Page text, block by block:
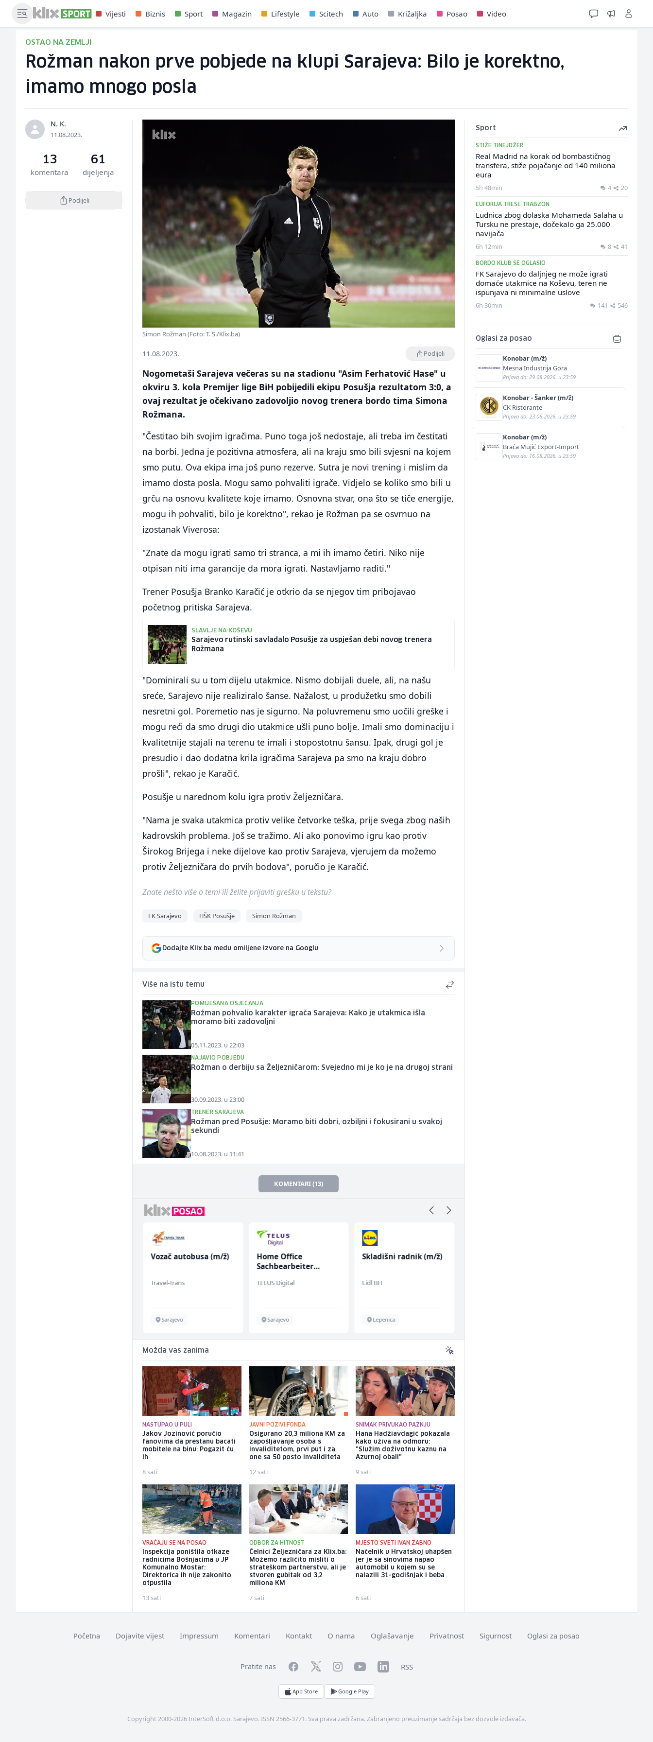
Vijesti Biznis Sport Magazin Lifestyle Scitech Auto Križaljka Posao Video
OSTAO NA ZEMLJI
Rožman nakon prve pobjede na klupi Sarajeva: Bilo je korektno,
imamo mnogo posla
N. K.
11.08.2023.
13
komentara
61
dijeljenja
Podijeli
Simon Rožman (Foto: T. S./Klix.ba)
11.08.2023. Podijeli
Nogometaši Sarajeva večeras su na stadionu "Asim Ferhatović Hase" u
okviru 3. kola Premijer lige BiH pobijedili ekipu Posušja rezultatom 3:0, a
ovaj rezultat je očekivano zadovoljio novog trenera bordo tima Simona
Rožmana.
"Čestitao bih svojim igračima. Puno toga još nedostaje, ali treba im čestitati
na borbi. Jedna je pozitivna atmosfera, ali na kraju smo bili svjesni na kojem
smo putu. Ova ekipa ima još puno rezerve. Sutra je novi trening i mislim da
imamo dosta posla. Mogu samo pohvaliti igrače. Vidjelo se koliko smo bili u
grču na osnovu kvalitete koje imamo. Osnovna stvar, ona što se tiče energije,
mogu ih pohvaliti, bilo je korektno", rekao je Rožman pa se osvrnuo na
izostanak Viverosa:
"Znate da mogu igrati samo tri stranca, a mi ih imamo četiri. Niko nije
otpisan niti ima garancije da mora igrati. Nastavljamo raditi."
Trener Posušja Branko Karačić je otkrio da se njegov tim pribojavao
početnog pritiska Sarajeva.
SLAVLJE NA KOŠEVU
Sarajevo rutinski savladalo Posušje za uspješan debi novog trenera
Rožmana
"Dominirali su u tom dijelu utakmice. Nismo dobijali duele, ali, na našu
sreće, Sarajevo nije realiziralo šanse. Nažalost, u produžetku smo dobili
nesretni gol. Poremetio nas je sigurno. Na poluvremenu smo uočili greške i
mogu reći da smo drugi dio utakmice ušli puno bolje. Imali smo dominaciju i
kvalitetnije stajali na terenu te imali i stopostotnu šansu. Ipak, drugi gol je
presudio i dao dodatna krila igračima Sarajeva pa smo na kraju dobro
prošli", rekao je Karačić.
Posušje u narednom kolu igra protiv Željezničara.
"Nama je svaka utakmica protiv velike četvorke teška, prije svega zbog naših
kadrovskih problema. Još se tražimo. Ali ako ponovimo igru kao protiv
Širokog Brijega i neke dijelove kao protiv Sarajeva, vjerujem da možemo
protiv Željezničara do prvih bodova", poručio je Karačić.
Znate nešto više o temi ili želite prijaviti grešku u tekstu?
FK Sarajevo HŠK Posušje Simon Rožman
Dodajte Klix.ba među omiljene izvore na Googlu
Više na istu temu
POMIJEŠANA OSJEĆANJA
Rožman pohvalio karakter igrača Sarajeva: Kako je utakmica išla
moramo biti zadovoljni
05.11.2023. u 22:03
NAJAVIO POBJEDU
Rožman o derbiju sa Željezničarom: Svejedno mi je ko je na drugoj strani
30.09.2023. u 23:00
TRENER SARAJEVA
Rožman pred Posušje: Moramo biti dobri, ozbiljni i fokusirani u svakoj
sekundi
10.08.2023. u 11:41
KOMENTARI (13)
Vozač autobusa (m/ž)
Travel-Trans
Sarajevo
Home Office
Sachbearbeiter
bekannten deutschen
TELUS Digital
Sarajevo
Skladišni radnik (m/ž)
Lidl BH
Lepenica
Možda vas zanima
NASTUPAO U PULI
Jakov Jozinović poručio
fanovima da prestanu bacati
mobitele na binu: Pogazit ću
ih
8 sati
JAVNI POZIVI FONDA
Osigurano 20,3 miliona KM za
zapošljavanje osoba s
invaliditetom, prvi put i za
one sa 50 posto invaliditeta
12 sati
SNIMAK PRIVUKAO PAŽNJU
Hana Hadžiavdagić pokazala
kako uživa na odmoru:
"Služim doživotnu kaznu na
Azurnoj obali"
9 sati
VRAĆAJU SE NA POSAO
Inspekcija poništila otkaze
radnicima Bošnjacima u JP
Komunalno Mostar:
Direktorica ih nije zakonito
otpustila
13 sati
ODBOR ZA HITNOST
Čelnici Željezničara za Klix.ba:
Možemo različito misliti o
strateškom partnerstvu, ali je
stvoren gubitak od 3,2
miliona KM
7 sati
MJESTO SVETI IVAN ŽABNO
Načelnik u Hrvatskoj uhapšen
jer je sa sinovima napao
automobil u kojem su se
nalazili 31-godišnjak i beba
6 sati
Sport
STIŽE TINEJDŽER
Real Madrid na korak od bombastičnog
transfera, stiže pojačanje od 140 miliona
eura
5h 48min 4 20
EUFORIJA TRESE TRABZON
Ludnica zbog dolaska Mohameda Salaha u
Tursku ne prestaje, dočekalo ga 25.000
navijača
6h 12min 8 41
BORDO KLUB SE OGLASIO
FK Sarajevo do daljnjeg ne može igrati
domaće utakmice na Koševu, teren ne
ispunjava ni minimalne uslove
6h 30min 141 546
Oglasi za posao
Konobar (m/ž)
Mesna Industrija Gora
Prijava do: 29.08.2026. u 23:59
Konobar - Šanker (m/ž)
CK Ristorante
Prijava do: 23.08.2026. u 23:59
Konobar (m/ž)
Braća Mujić Export-Import
Prijava do: 16.08.2026. u 23:59
Početna Dojavite vijest Impressum Komentari Kontakt O nama Oglašavanje Privatnost Sigurnost Oglasi za posao
Pratite nas FacebookTwitterInstagramYouTubeLinkedInRSS
App Store Google Play
Copyright 2000-2026 InterSoft d.o.o. Sarajevo. ISSN 2566-3771. Sva prava zadržana. Zabranjeno preuzimanje sadržaja bez dozvole izdavača.